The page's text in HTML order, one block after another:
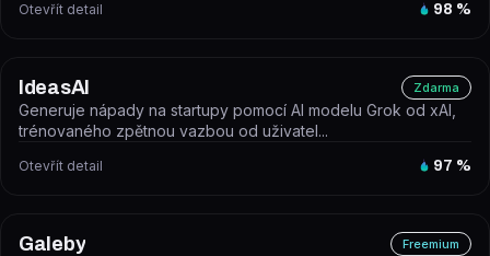
Otevřít detail 98 %
IdeasAI Zdarma
Generuje nápady na startupy pomocí AI modelu Grok od xAI,
trénovaného zpětnou vazbou od uživatel...
Otevřít detail 97 %
Galeby Freemium